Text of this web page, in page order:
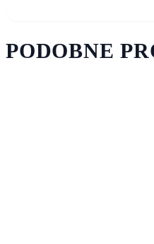
PODOBNE